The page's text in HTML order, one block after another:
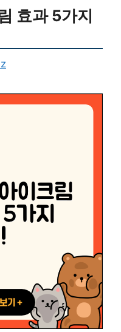
효과 5가지